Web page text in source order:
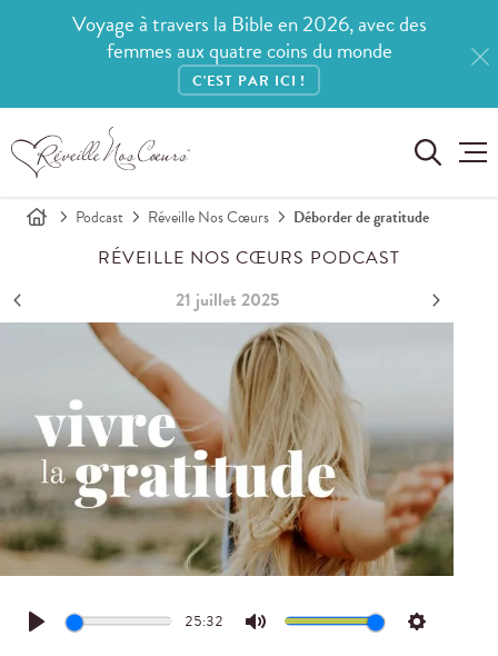
Voyage à travers la Bible en 2026, avec des
femmes aux quatre coins du monde
C'EST PAR ICI !
Podcast Réveille Nos Cœurs Déborder de gratitude
RÉVEILLE NOS CŒURS PODCAST
21 juillet 2025
Play
25:32
Mute Settings